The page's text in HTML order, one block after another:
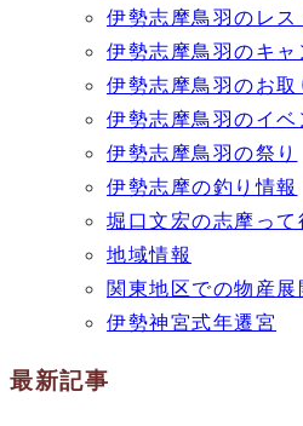
伊勢志摩鳥羽のレ
伊勢志摩鳥羽のキャ
伊勢志摩鳥羽のお
伊勢志摩鳥羽のイベ
伊勢志摩鳥羽の祭り
伊勢志摩の釣り情報
堀口文宏の志摩って
地域情報
関東地区での物産展
伊勢神宮式年遷宮
最新記事